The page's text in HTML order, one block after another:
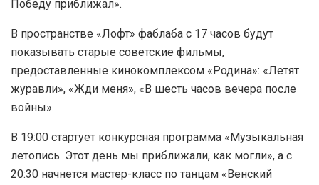
Победу приближал».
В пространстве «Лофт» фаблаба с 17 часов будут
показывать старые советские фильмы,
предоставленные кинокомплексом «Родина»: «Летят
журавли», «Жди меня», «В шесть часов вечера после
войны».
В 19:00 стартует конкурсная программа «Музыкальная
летопись. Этот день мы приближали, как могли», а с
20:30 начнется мастер-класс по танцам «Венский